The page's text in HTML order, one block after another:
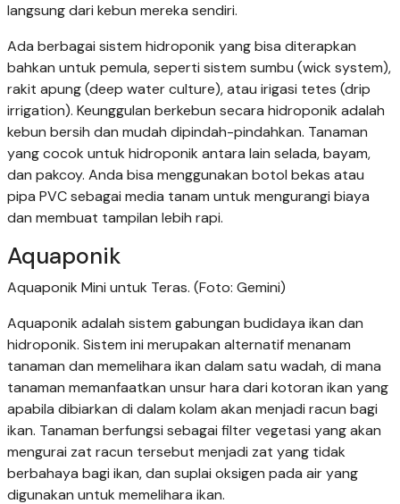
langsung dari kebun mereka sendiri.
Ada berbagai sistem hidroponik yang bisa diterapkan
bahkan untuk pemula, seperti sistem sumbu (wick system),
rakit apung (deep water culture), atau irigasi tetes (drip
irrigation). Keunggulan berkebun secara hidroponik adalah
kebun bersih dan mudah dipindah-pindahkan. Tanaman
yang cocok untuk hidroponik antara lain selada, bayam,
dan pakcoy. Anda bisa menggunakan botol bekas atau
pipa PVC sebagai media tanam untuk mengurangi biaya
dan membuat tampilan lebih rapi.
Aquaponik
Aquaponik Mini untuk Teras. (Foto: Gemini)
Aquaponik adalah sistem gabungan budidaya ikan dan
hidroponik. Sistem ini merupakan alternatif menanam
tanaman dan memelihara ikan dalam satu wadah, di mana
tanaman memanfaatkan unsur hara dari kotoran ikan yang
apabila dibiarkan di dalam kolam akan menjadi racun bagi
ikan. Tanaman berfungsi sebagai filter vegetasi yang akan
mengurai zat racun tersebut menjadi zat yang tidak
berbahaya bagi ikan, dan suplai oksigen pada air yang
digunakan untuk memelihara ikan.